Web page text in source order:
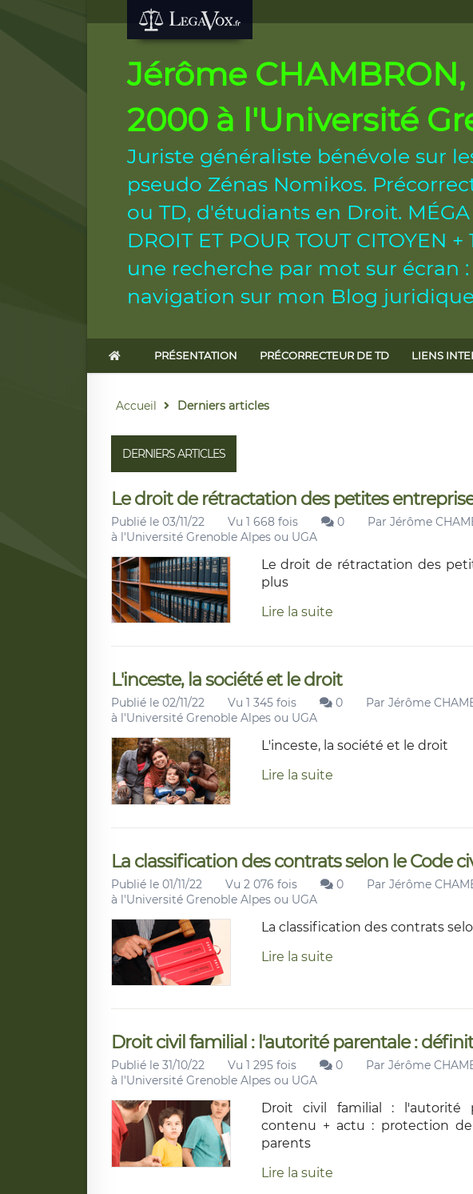
Jérôme
2000 à l'Université
Juriste généraliste bénévole sur
pseudo Zénas Nomikos.
ou TD, d'étudiants en Droit. MÉGA
DROIT ET POUR TOUT
une recherche par mot sur écran
navigation sur mon Blog
PRÉSENTATION PRÉCORRECTEUR DE TD LIENS
Accueil Derniers articles
DERNIERS ARTICLES
Le droit de rétractation des petites
Publié le 03/11/22 Vu 1 668 fois 0 Par Jérôme
à l'Université Grenoble Alpes ou UGA
Le droit de rétractation des
plus
Lire la suite
L'inceste, la société et le droit
Publié le 02/11/22 Vu 1 345 fois 0 Par Jérôme
à l'Université Grenoble Alpes ou UGA
L'inceste, la société et le droit
Lire la suite
La classification des contrats selon le Code
Publié le 01/11/22 Vu 2 076 fois 0 Par Jérôme
à l'Université Grenoble Alpes ou UGA
La classification des contrats
Lire la suite
Droit civil familial : l'autorité parentale :
Publié le 31/10/22 Vu 1 295 fois 0 Par Jérôme
à l'Université Grenoble Alpes ou UGA
Droit civil familial : l'autorité
contenu + actu : protection
parents
Lire la suite